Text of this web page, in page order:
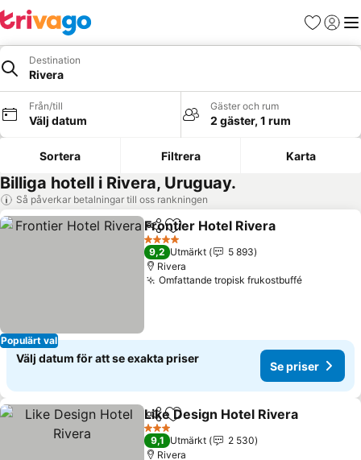
Favoriter
Logga
Destination
Rivera
Från/till
Välj datum
Gäster och rum
2 gäster, 1 rum
Sortera Filtrera Karta
Billiga hotell i Rivera, Uruguay.
Så påverkar betalningar till oss rankningen
Populärt val
Dela Lägg till i Mina Favoriter
Frontier Hotel Rivera
4 Stjärnor
9,2 Utmärkt
5 893
Rivera
Omfattande tropisk frukostbufféSe priser
Välj datum för att se exakta priser
Se priser
Dela Lägg till i Mina Favoriter
Like Design Hotel Rivera
3 Stjärnor
9,1 Utmärkt
2 530
Rivera